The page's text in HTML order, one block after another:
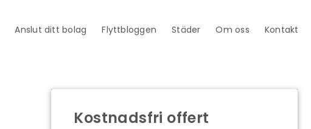
Anslut ditt bolag Flyttbloggen Städer Om oss Kontakt
Kostnadsfri offert